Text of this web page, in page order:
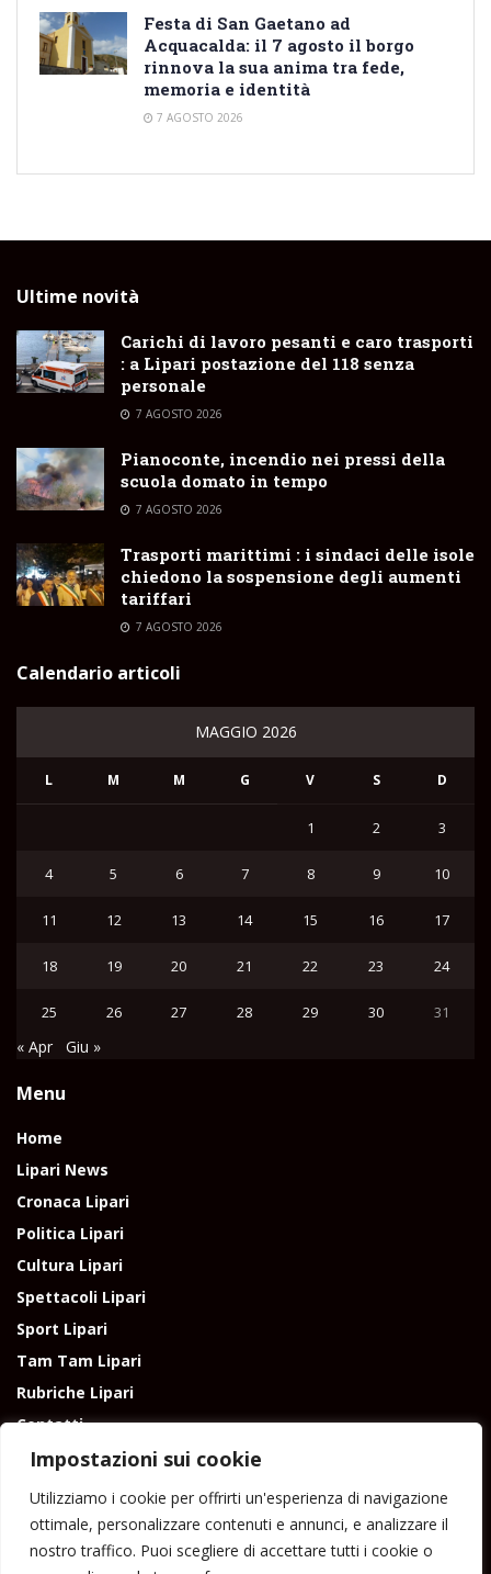
Impostazioni sui cookie
Utilizziamo i cookie per offrirti un'esperienza di navigazione
ottimale, personalizzare contenuti e annunci, e analizzare il
nostro traffico. Puoi scegliere di accettare tutti i cookie o
Festa di San Gaetano ad
Acquacalda: il 7 agosto il borgo
rinnova la sua anima tra fede,
memoria e identità
7 AGOSTO 2026
Ultime novità
Carichi di lavoro pesanti e caro trasporti
: a Lipari postazione del 118 senza
personale
7 AGOSTO 2026
Pianoconte, incendio nei pressi della
scuola domato in tempo
7 AGOSTO 2026
Trasporti marittimi : i sindaci delle isole
chiedono la sospensione degli aumenti
tariffari
7 AGOSTO 2026
Calendario articoli
MAGGIO 2026
L M M G V S D
1 2 3
4 5 6 7 8 9 10
11 12 13 14 15 16 17
18 19 20 21 22 23 24
25 26 27 28 29 30 31
« Apr Giu »
Menu
Home
Lipari News
Cronaca Lipari
Politica Lipari
Cultura Lipari
Spettacoli Lipari
Sport Lipari
Tam Tam Lipari
Rubriche Lipari
Contatti
Direttore responsabile: Peppe Paino - Eolmedia, via Zinzolo, 20 - 980555 -